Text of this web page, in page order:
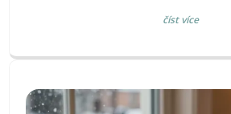
číst více